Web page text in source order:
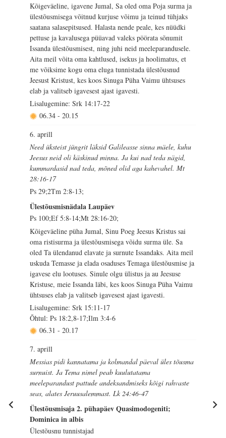
Kõigeväeline, igavene Jumal, Sa oled oma Poja surma ja
ülestõusmisega võitnud kurjuse võimu ja teinud tühjaks
saatana salasepitsused. Halasta nende peale, kes nüüdki
pettuse ja kavalusega püüavad valeks pöörata sõnumit
Issanda ülestõusmisest, ning juhi neid meeleparandusele.
Aita meil võita oma kahtlused, isekus ja hoolimatus, et
me võiksime kogu oma eluga tunnistada ülestõusnud
Jeesust Kristust, kes koos Sinuga Püha Vaimu ühtsuses
elab ja valitseb igavesest ajast igavesti.
Lisalugemine: Srk 14:17-22
06.34 - 20.15
6. aprill
Need üksteist jüngrit läksid Galileasse sinna mäele, kuhu
Jeesus neid oli käskinud minna. Ja kui nad teda nägid,
kummardasid nad teda, mõned olid aga kahevahel. Mt
28:16-17
Ps 29;2Tm 2:8-13;
Ülestõusmisnädala Laupäev
Ps 100;Ef 5:8-14;Mt 28:16-20;
Kõigeväeline püha Jumal, Sinu Poeg Jeesus Kristus sai
oma ristisurma ja ülestõusmisega võidu surma üle. Sa
oled Ta ülendanud elavate ja surnute Issandaks. Aita meil
uskuda Temasse ja elada osaduses Temaga ülestõusmise ja
igavese elu lootuses. Sinule olgu ülistus ja au Jeesuse
Kristuse, meie Issanda läbi, kes koos Sinuga Püha Vaimu
ühtsuses elab ja valitseb igavesest ajast igavesti.
Lisalugemine: Srk 15:11-17
Õhtul: Ps 18:2,8-17;Ilm 3:4-6
06.31 - 20.17
7. aprill
Messias pidi kannatama ja kolmandal päeval üles tõusma
surnuist. Ja Tema nimel peab kuulutatama
meeleparandust pattude andeksandmiseks kõigi rahvaste
seas, alates Jeruusalemmast. Lk 24:46-47
Ülestõusmisaja 2. pühapäev Quasimodogeniti;
Dominica in albis
Ülestõusnu tunnistajad